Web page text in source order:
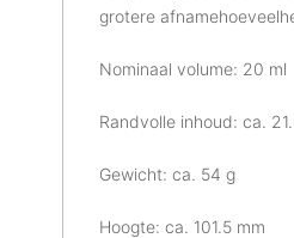
grotere
Nominaal volume: 20 ml
Randvolle inhoud: ca.
Gewicht: ca. 54 g
Hoogte: ca. 101.5 mm